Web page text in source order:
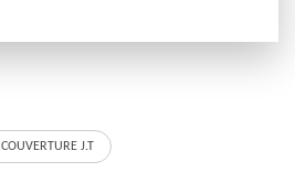
COUVERTURE J.T